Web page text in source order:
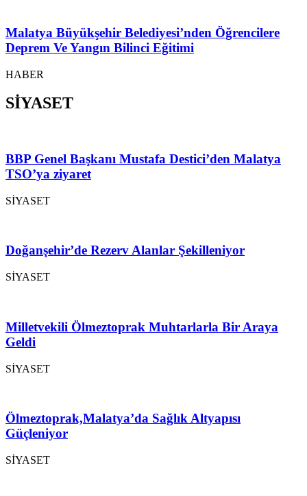
Malatya Büyükşehir Belediyesi’nden Öğrencilere
Deprem Ve Yangın Bilinci Eğitimi
HABER
SİYASET
BBP Genel Başkanı Mustafa Destici’den Malatya
TSO’ya ziyaret
SİYASET
Doğanşehir’de Rezerv Alanlar Şekilleniyor
SİYASET
Milletvekili Ölmeztoprak Muhtarlarla Bir Araya
Geldi
SİYASET
Ölmeztoprak,Malatya’da Sağlık Altyapısı
Güçleniyor
SİYASET